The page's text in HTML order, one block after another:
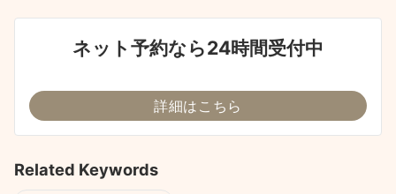
ネット予約なら24時間受付中
詳細はこちら
Related Keywords